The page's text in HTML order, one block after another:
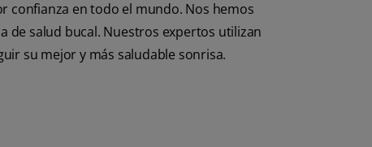
confianza en todo el mundo. Nos hemos
de salud bucal. Nuestros expertos utilizan
su mejor y más saludable sonrisa.